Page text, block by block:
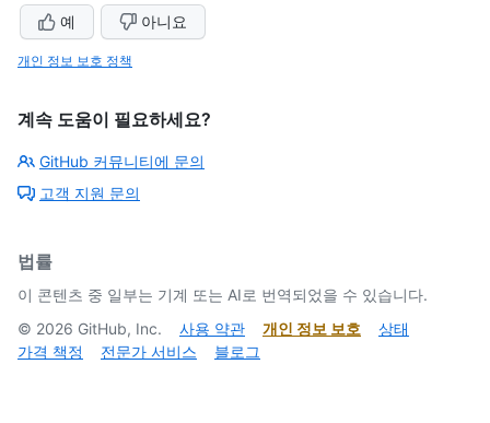
예 아니요
개인 정보 보호 정책
계속 도움이 필요하세요?
GitHub 커뮤니티에 문의
고객 지원 문의
법률
이 콘텐츠 중 일부는 기계 또는 AI로 번역되었을 수 있습니다.
© 2026 GitHub, Inc. 사용 약관 개인 정보 보호
상태
가격 책정
전문가 서비스 블로그